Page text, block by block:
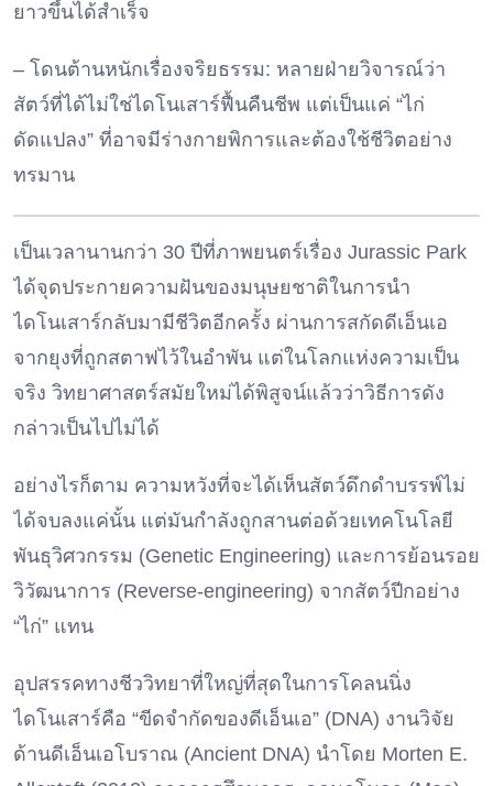
ยาวขึ้นได้สำเร็จ
– โดนต้านหนักเรื่องจริยธรรม: หลายฝ่ายวิจารณ์ว่า
สัตว์ที่ได้ไม่ใช่ไดโนเสาร์ฟื้นคืนชีพ แต่เป็นแค่ “ไก่
ดัดแปลง” ที่อาจมีร่างกายพิการและต้องใช้ชีวิตอย่าง
ทรมาน
เป็นเวลานานกว่า 30 ปีที่ภาพยนตร์เรื่อง Jurassic Park
ได้จุดประกายความฝันของมนุษยชาติในการนำ
ไดโนเสาร์กลับมามีชีวิตอีกครั้ง ผ่านการสกัดดีเอ็นเอ
จากยุงที่ถูกสตาฟไว้ในอำพัน แต่ในโลกแห่งความเป็น
จริง วิทยาศาสตร์สมัยใหม่ได้พิสูจน์แล้วว่าวิธีการดัง
กล่าวเป็นไปไม่ได้
อย่างไรก็ตาม ความหวังที่จะได้เห็นสัตว์ดึกดำบรรพ์ไม่
ได้จบลงแค่นั้น แต่มันกำลังถูกสานต่อด้วยเทคโนโลยี
พันธุวิศวกรรม (Genetic Engineering) และการย้อนรอย
วิวัฒนาการ (Reverse-engineering) จากสัตว์ปีกอย่าง
“ไก่” แทน
อุปสรรคทางชีววิทยาที่ใหญ่ที่สุดในการโคลนนิ่ง
ไดโนเสาร์คือ “ขีดจำกัดของดีเอ็นเอ” (DNA) งานวิจัย
ด้านดีเอ็นเอโบราณ (Ancient DNA) นำโดย Morten E.